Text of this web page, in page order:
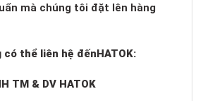
mà chúng tôi đặt lên hàng
có thể liên hệ đếnHATOK:
TM & DV HATOK